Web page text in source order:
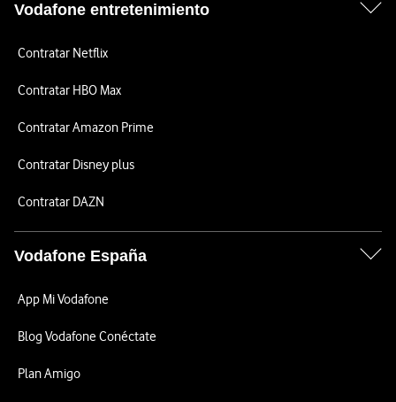
Vodafone entretenimiento
Contratar Netflix
Contratar HBO Max
Contratar Amazon Prime
Contratar Disney plus
Contratar DAZN
Vodafone España
App Mi Vodafone
Blog Vodafone Conéctate
Plan Amigo